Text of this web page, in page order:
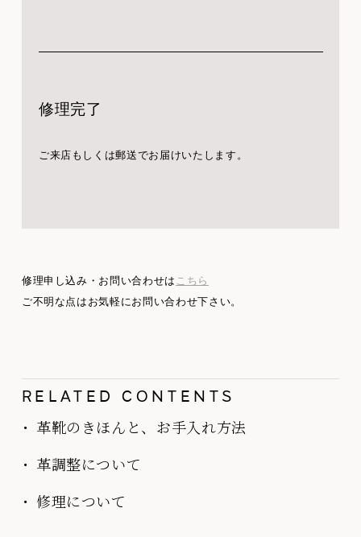
修理完了
ご来店もしくは郵送でお届けいたします。
修理申し込み・お問い合わせは こちら
ご不明な点はお気軽にお問い合わせ下さい。
RELATED CONTENTS
革靴のきほんと、お手入れ方法
革調整について
修理について